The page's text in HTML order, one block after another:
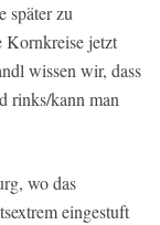
später zu
Kornkreise jetzt
wissen wir, dass
rinks/kann man
wo das
eingestuft